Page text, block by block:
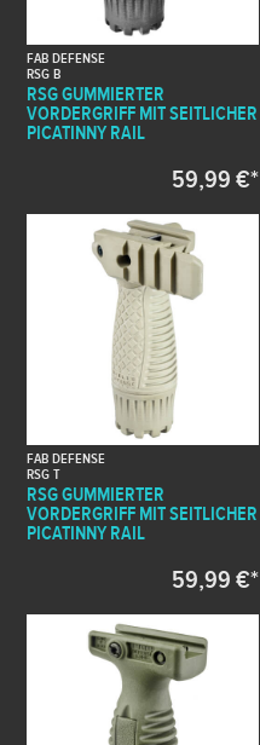
FAB DEFENSE
RSG B
RSG GUMMIERTER
VORDERGRIFF MIT SEITLICHER
PICATINNY RAIL
59,99 €*
FAB DEFENSE
RSG T
RSG GUMMIERTER
VORDERGRIFF MIT SEITLICHER
PICATINNY RAIL
59,99 €*